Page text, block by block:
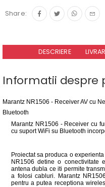
Share:
DESCRIERE
Informatii despre
Marantz NR1506 - Receiver AV cu
Bluetooth
Marantz NR1506 - Receiver cu
cu suport WiFi su Bluetooth
Proiectat sa produca o
NR1506 detine o conectivitate
antena dubla ce iti permite
a folosi cabluri. Marantz
pentru a putea receptiona